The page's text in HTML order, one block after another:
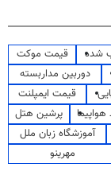
شده
قیمت موکت
دوربین مداربسته
قیمت ایمپلنت
هواپیما
پرشین هتل
آموزشگاه زبان ملل
مهرینو